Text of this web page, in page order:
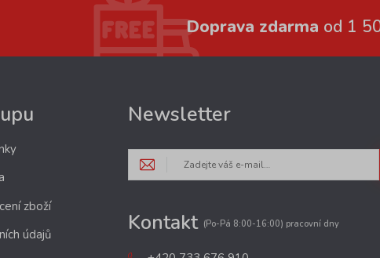
Doprava zdarma od 1
zboží
údajů
Newsletter
Kontakt (Po-Pá 8:00-16:00) pracovní dny